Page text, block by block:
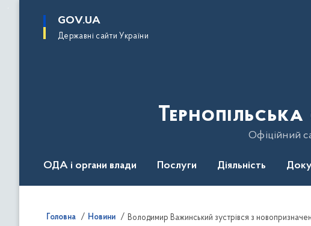
основного
GOV.UA
Державні сайти України
Офіційний
ОДА і органи влади Послуги Діяльність
Головна Новини